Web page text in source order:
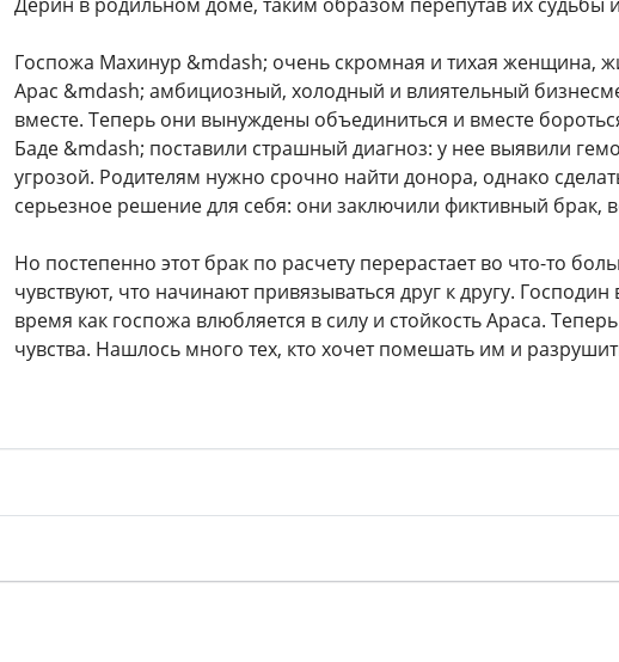
Госпожа Махинур &mdash; очень скромная и тихая женщина,
Арас &mdash; амбициозный, холодный и влиятельный
вместе. Теперь они вынуждены объединиться и вместе
Баде &mdash; поставили страшный диагноз: у нее выявили
угрозой. Родителям нужно срочно найти донора, однако
серьезное решение для себя: они заключили фиктивный брак,
Но постепенно этот брак по расчету перерастает во что-то
чувствуют, что начинают привязываться друг к другу.
время как госпожа влюбляется в силу и стойкость Араса.
чувства. Нашлось много тех, кто хочет помешать им и